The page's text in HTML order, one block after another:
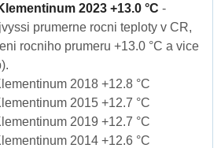
2023 +13.0 °C -
prumerne rocni teploty v CR,
rocniho prumeru +13.0 °C a vice
2018 +12.8 °C
2015 +12.7 °C
2019 +12.7 °C
2014 +12.6 °C